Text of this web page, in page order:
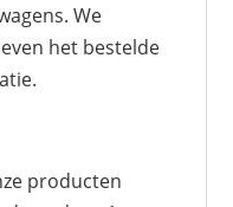
We
het bestelde
producten